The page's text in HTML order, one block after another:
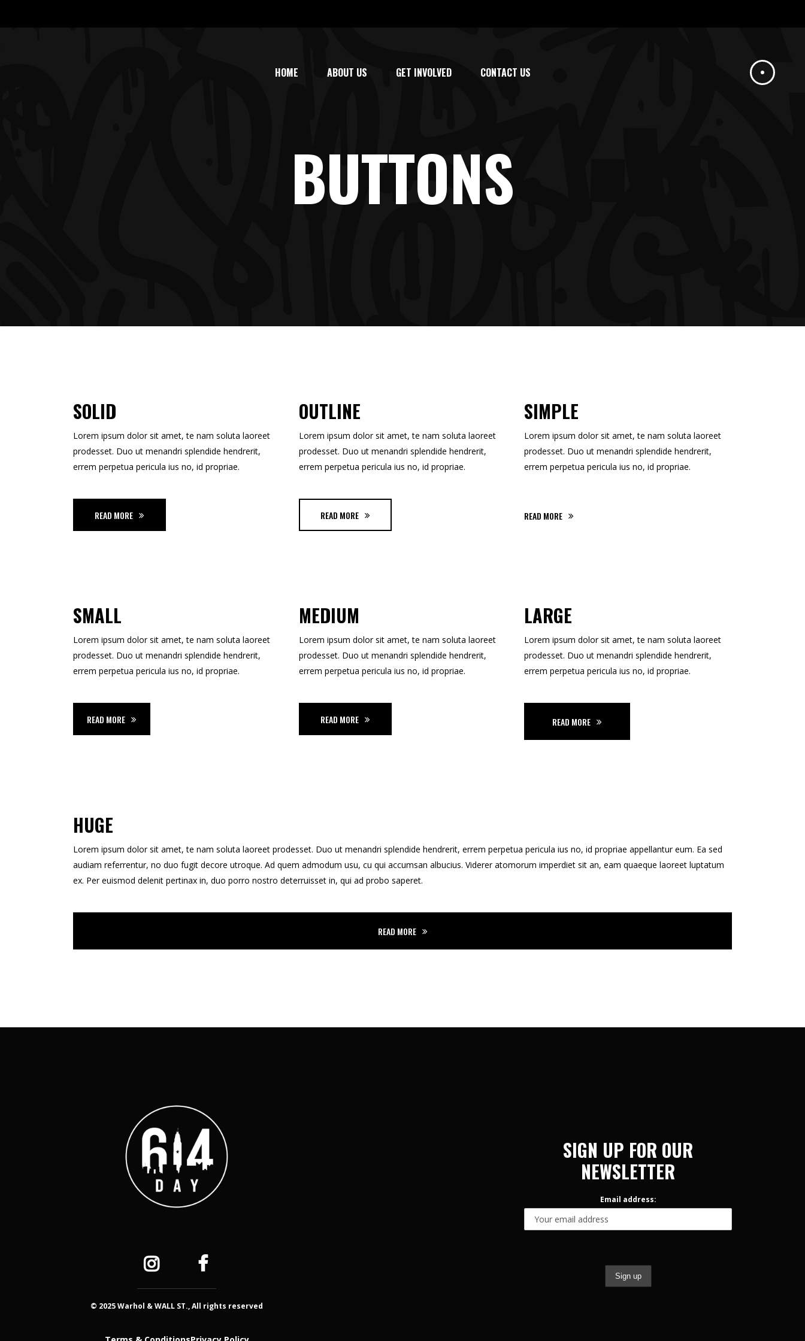
HOME ABOUT US GET INVOLVED CONTACT US
BUTTONS
SOLID
Lorem ipsum dolor sit amet, te nam soluta laoreet
prodesset. Duo ut menandri splendide hendrerit,
errem perpetua pericula ius no, id propriae.
READ MORE
OUTLINE
Lorem ipsum dolor sit amet, te nam soluta laoreet
prodesset. Duo ut menandri splendide hendrerit,
errem perpetua pericula ius no, id propriae.
READ MORE
SIMPLE
Lorem ipsum dolor sit amet, te nam soluta laoreet
prodesset. Duo ut menandri splendide hendrerit,
errem perpetua pericula ius no, id propriae.
READ MORE
SMALL
Lorem ipsum dolor sit amet, te nam soluta laoreet
prodesset. Duo ut menandri splendide hendrerit,
errem perpetua pericula ius no, id propriae.
READ MORE
MEDIUM
Lorem ipsum dolor sit amet, te nam soluta laoreet
prodesset. Duo ut menandri splendide hendrerit,
errem perpetua pericula ius no, id propriae.
READ MORE
LARGE
Lorem ipsum dolor sit amet, te nam soluta laoreet
prodesset. Duo ut menandri splendide hendrerit,
errem perpetua pericula ius no, id propriae.
READ MORE
HUGE
Lorem ipsum dolor sit amet, te nam soluta laoreet prodesset. Duo ut menandri splendide hendrerit, errem perpetua pericula ius no, id propriae appellantur eum. Ea sed
audiam referrentur, no duo fugit decore utroque. Ad quem admodum usu, cu qui accumsan albucius. Viderer atomorum imperdiet sit an, eam quaeque laoreet luptatum
ex. Per euismod delenit pertinax in, duo porro nostro deterruisset in, qui ad probo saperet.
READ MORE
© 2025 Warhol & WALL ST., All rights reserved
SIGN UP FOR OUR
NEWSLETTER
Email address: